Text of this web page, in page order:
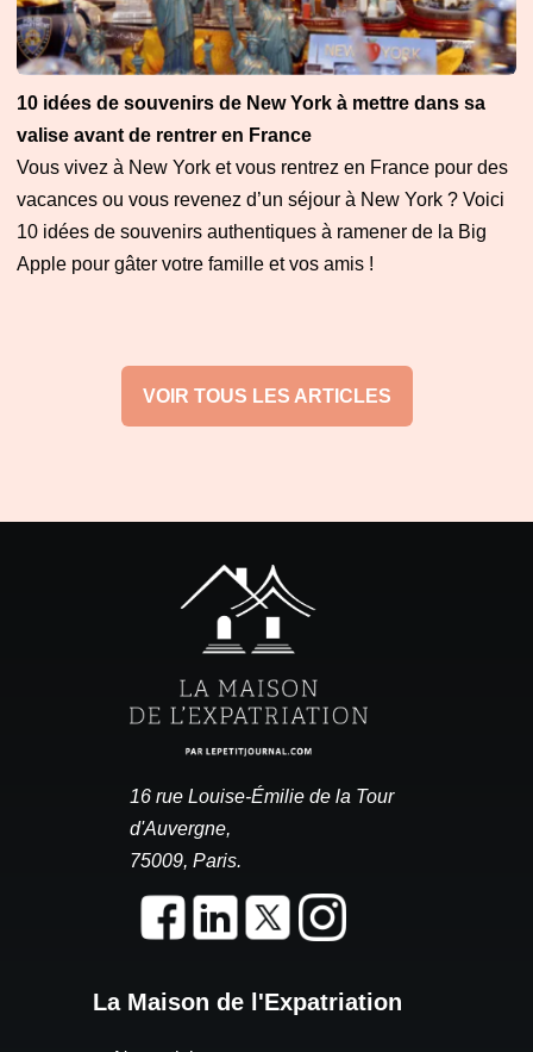
10 idées de souvenirs de New York à mettre dans sa
valise avant de rentrer en France
Vous vivez à New York et vous rentrez en France pour des
vacances ou vous revenez d’un séjour à New York ? Voici
10 idées de souvenirs authentiques à ramener de la Big
Apple pour gâter votre famille et vos amis !
VOIR TOUS LES ARTICLES
16 rue Louise-Émilie de la Tour
d'Auvergne,
75009, Paris.
La Maison de l'Expatriation